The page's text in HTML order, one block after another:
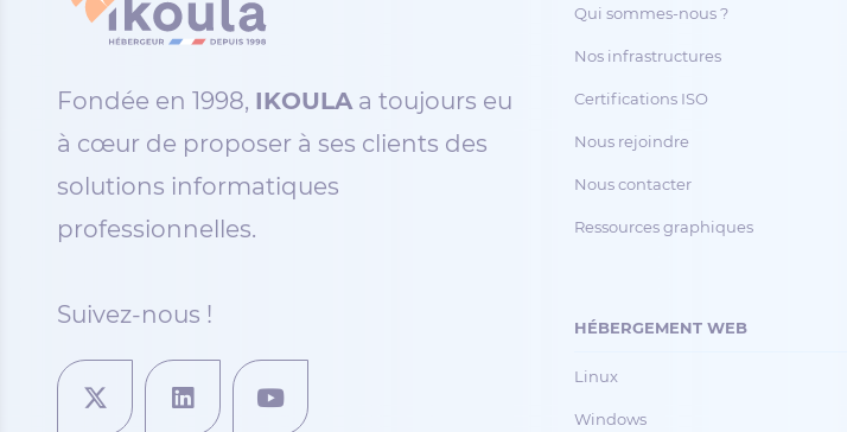
Fondée en 1998, IKOULAa toujours eu
à cœur de proposer à ses clients des
solutions informatiques
professionnelles.
Suivez-nous !
Qui sommes-nous ?
Nos infrastructures
Certifications ISO
Nous rejoindre
Nous contacter
Ressources graphiques
HÉBERGEMENT WEB
Linux
Windows